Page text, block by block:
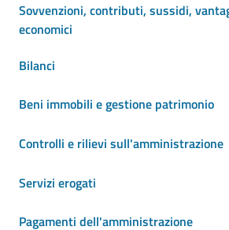
Sovvenzioni, contributi, sussidi,
economici
Bilanci
Beni immobili e gestione patrimonio
Controlli e rilievi sull'amministrazione
Servizi erogati
Pagamenti dell'amministrazione